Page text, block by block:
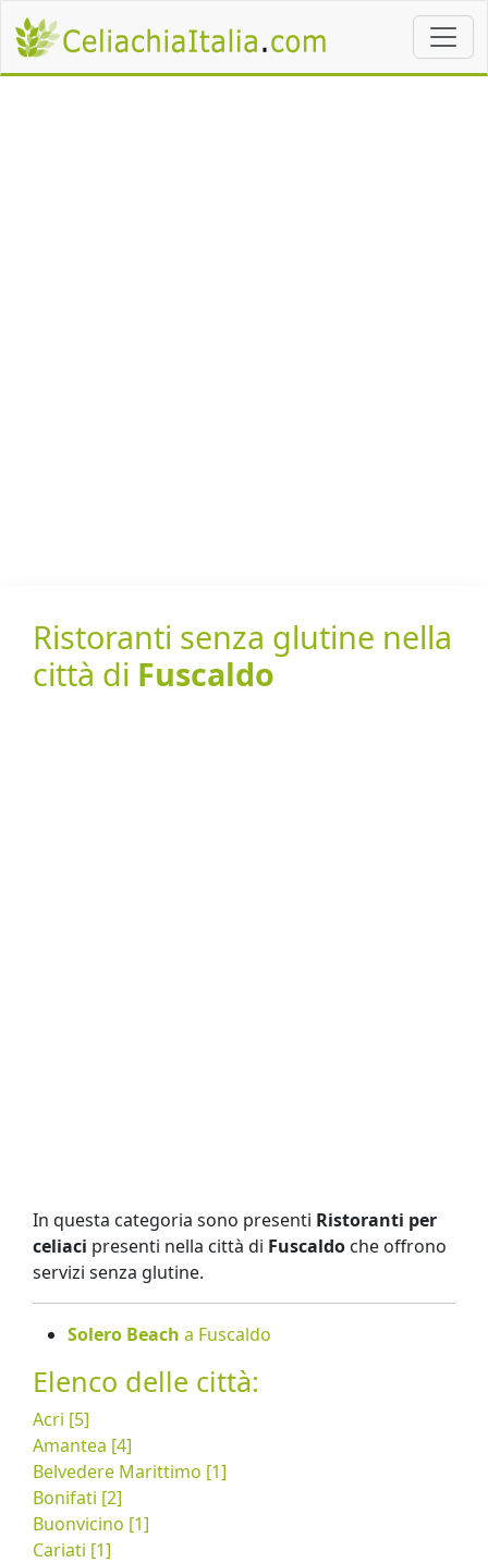
Ristoranti senza glutine nella
città di Fuscaldo
In questa categoria sono presenti Ristoranti per
celiaci presenti nella città di Fuscaldo che offrono
servizi senza glutine.
Solero Beach a Fuscaldo
Elenco delle città:
Acri [5]
Amantea [4]
Belvedere Marittimo [1]
Bonifati [2]
Buonvicino [1]
Cariati [1]